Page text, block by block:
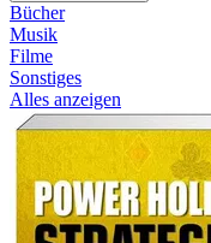
Bücher
Musik
Filme
Sonstiges
Alles anzeigen